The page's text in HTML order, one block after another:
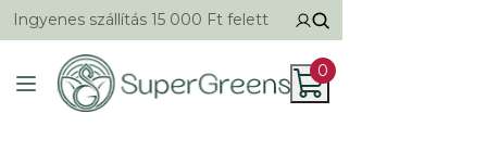
Ingyenes szállítás 15 000 Ft felett
0